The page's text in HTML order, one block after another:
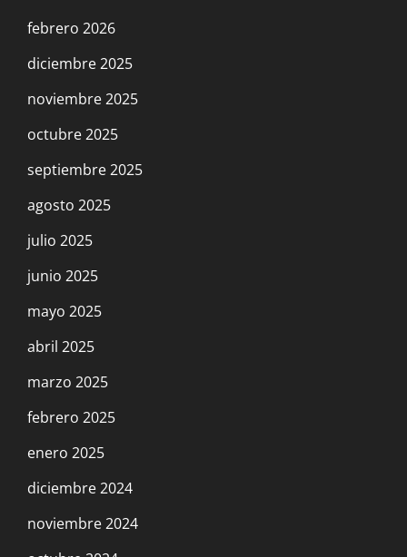
febrero 2026
diciembre 2025
noviembre 2025
octubre 2025
septiembre 2025
agosto 2025
julio 2025
junio 2025
mayo 2025
abril 2025
marzo 2025
febrero 2025
enero 2025
diciembre 2024
noviembre 2024